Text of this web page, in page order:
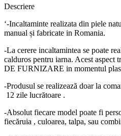
Descriere
‘-Incaltaminte realizata din piele
manual și fabricate in Romania.
-La cerere incaltamintea se poate
calduros pentru iarna. Acest aspect
DE FURNIZARE in momentul
-Produsul se realizează doar la
12 zile lucrătoare .
-Absolut fiecare model poate fi
fiecăruia , culoarea, talpa, sau